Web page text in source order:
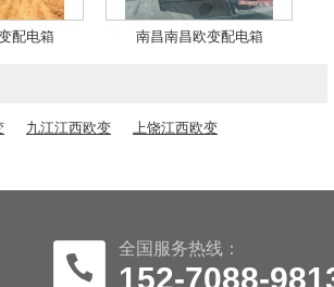
配电箱 南昌南昌欧变配电箱
九江江西欧变 上饶江西欧变
全国服务热线：
152-7088-